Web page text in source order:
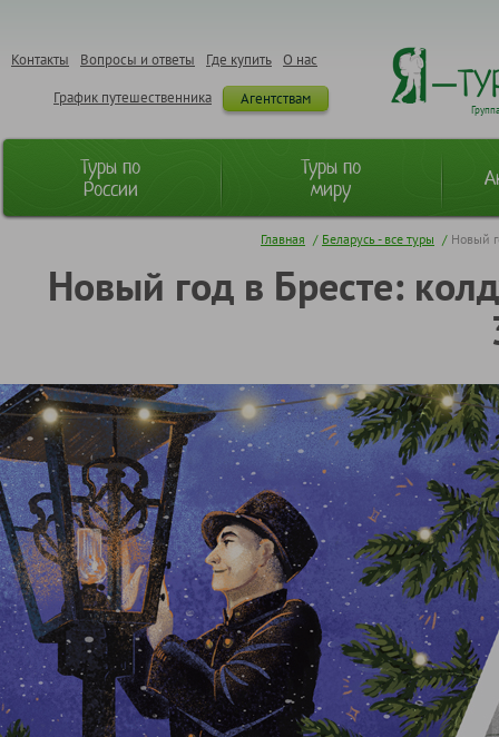
О нас
Где купить
Вопросы и ответы
Контакты
Агентствам
График путешественника
Туры по
России
Туры по
миру
Главная / Беларусь - все туры / Новый
Новый год в Бресте: